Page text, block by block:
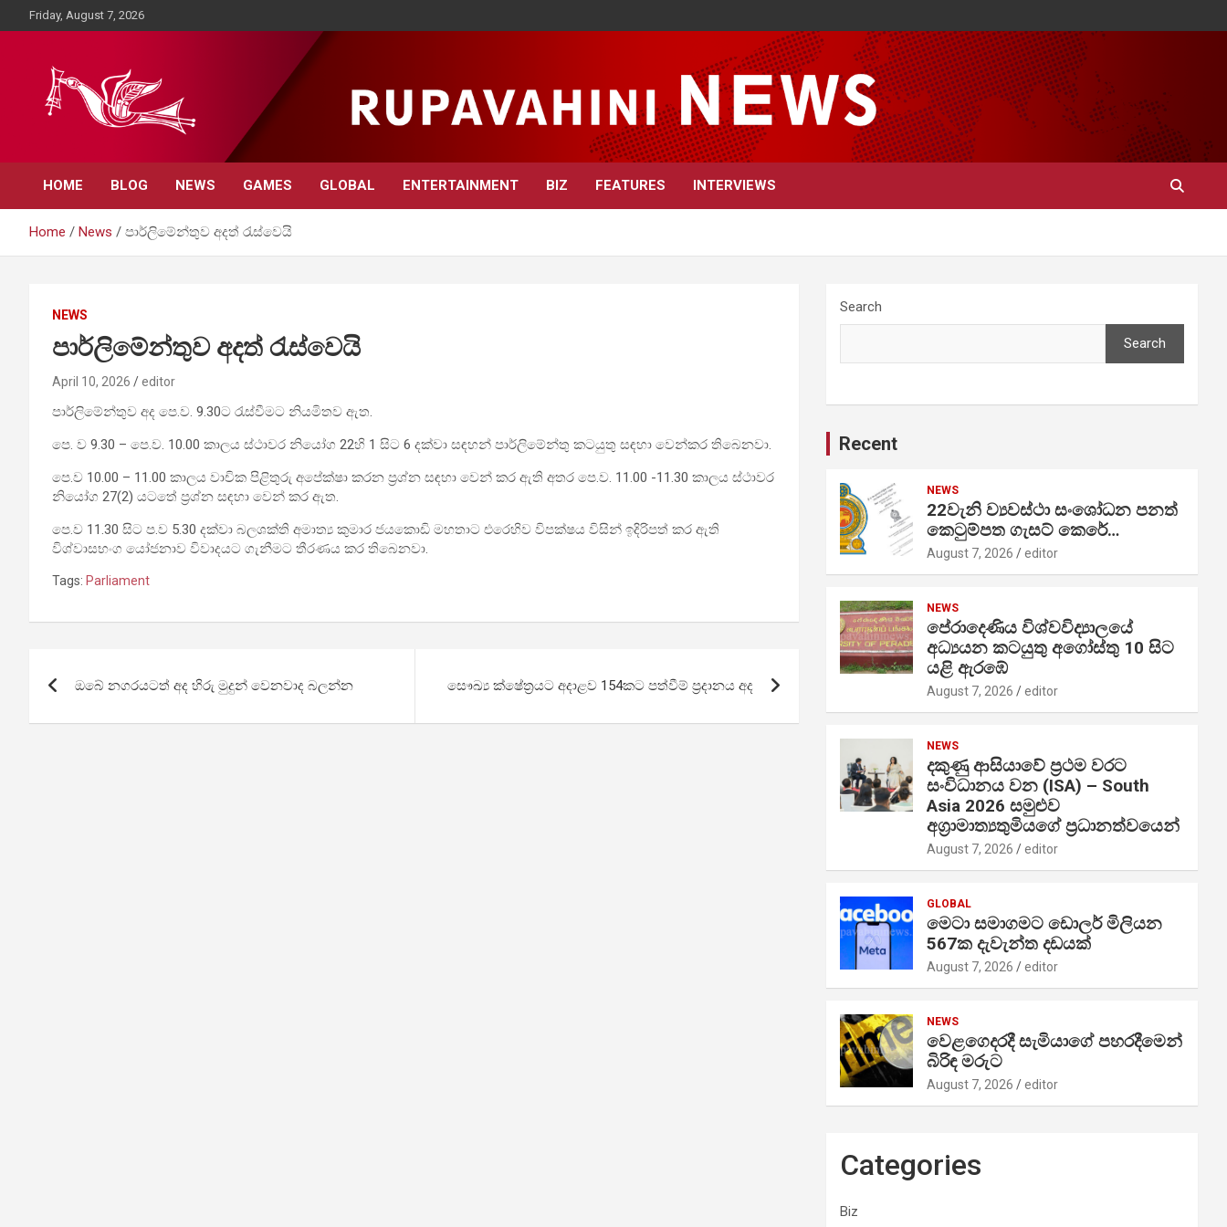
to
Friday, August 7, 2026
Rupavahini News
HOME BLOG NEWS GAMES GLOBAL ENTERTAINMENT BIZ FEATURES INTERVIEWS
Home News පාර්ලිමේන්තුව අදත් රැස්වෙයි
NEWS
පාර්ලිමේන්තුව අදත් රැස්වෙයි
April 10, 2026 editor
පාර්ලිමේන්තුව අද පෙ.ව. 9.30ට රැස්වීමට නියමිතව ඇත.
පෙ. ව 9.30 – පෙ.ව. 10.00 කාලය ස්ථාවර නියෝග 22හි 1 සිට 6 දක්වා සඳහන් පාර්ලිමේන්තු කටයුතු සඳහා වෙන්කර තිබෙනවා.
පෙ.ව 10.00 – 11.00 කාලය වාචික පිළිතුරු අපේක්ෂා කරන ප්‍රශ්න සඳහා වෙන් කර ඇති අතර පෙ.ව. 11.00 -11.30 කාලය ස්ථාවර
නියෝග 27(2) යටතේ ප්‍රශ්න සඳහා වෙන් කර ඇත.
පෙ.ව 11.30 සිට ප.ව 5.30 දක්වා බලශක්ති අමාත්‍ය කුමාර ජයකොඩි මහතාට එරෙහිව විපක්ෂය විසින් ඉදිරිපත් කර ඇති
විශ්වාසභංග යෝජනාව විවාදයට ගැනීමට තීරණය කර තිබෙනවා.
Tags: Parliament
navigation
ඔබේ නගරයටත් අද හිරු මුදුන් වෙනවාද බලන්න සෞඛ්‍ය ක්ෂේත්‍රයට අදාළව 154කට පත්වීම් ප්‍රදානය අද
Search
Search
Recent
NEWS
22වැනි ව්‍යවස්ථා සංශෝධන පනත්
කෙටුම්පත ගැසට් කෙරේ…
August 7, 2026 editor
NEWS
පේරාදෙණිය විශ්වවිද්‍යාලයේ
අධ්‍යයන කටයුතු අගෝස්තු 10 සිට
යළි ඇරඹේ
August 7, 2026 editor
NEWS
දකුණු ආසියාවේ ප්‍රථම වරට
සංවිධානය වන (ISA) – South
Asia 2026 සමුළුව
අග්‍රාමාත්‍යතුමියගේ ප්‍රධානත්වයෙන්
August 7, 2026 editor
GLOBAL
මෙටා සමාගමට ඩොලර් මිලියන
567ක දැවැන්ත දඩයක්
August 7, 2026 editor
NEWS
වෙළගෙදරදී සැමියාගේ පහරදීමෙන්
බිරිඳ මරුට
August 7, 2026 editor
Categories
Biz